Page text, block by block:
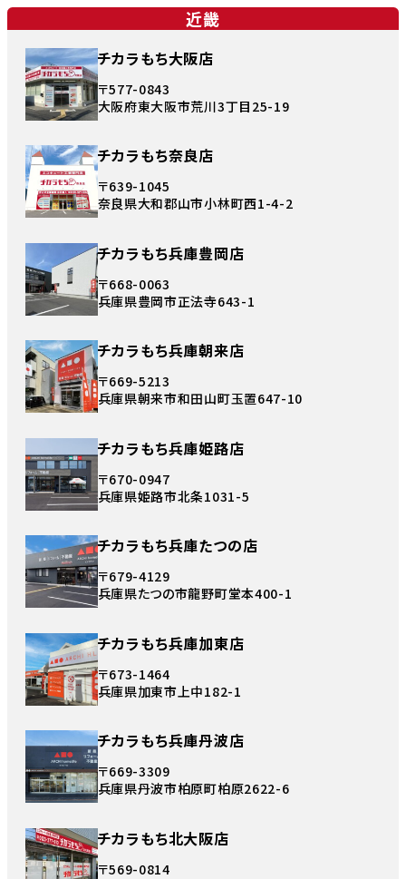
近畿
チカラもち大阪店
〒577-0843
大阪府東大阪市荒川3丁目25-19
チカラもち奈良店
〒639-1045
奈良県大和郡山市小林町西1-4-2
チカラもち兵庫豊岡店
〒668-0063
兵庫県豊岡市正法寺643-1
チカラもち兵庫朝来店
〒669-5213
兵庫県朝来市和田山町玉置647-10
チカラもち兵庫姫路店
〒670-0947
兵庫県姫路市北条1031-5
チカラもち兵庫たつの店
〒679-4129
兵庫県たつの市龍野町堂本400-1
チカラもち兵庫加東店
〒673-1464
兵庫県加東市上中182-1
チカラもち兵庫丹波店
〒669-3309
兵庫県丹波市柏原町柏原2622-6
チカラもち北大阪店
〒569-0814